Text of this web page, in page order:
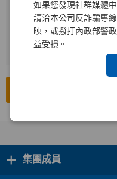
如果您發現社群媒體
請洽本公司反詐騙專
映，或撥打內政部警
益受損。
1 輸入
2
輸入
前往
+ 集團成員